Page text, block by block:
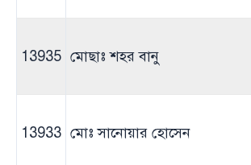
13935 মোছাঃ শহর বানু
13933 মোঃ সানোয়ার হোসেন